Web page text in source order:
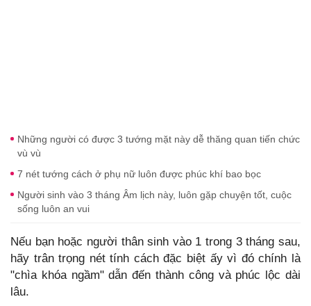
Những người có được 3 tướng mặt này dễ thăng quan tiến chức
vù vù
7 nét tướng cách ở phụ nữ luôn được phúc khí bao bọc
Người sinh vào 3 tháng Âm lịch này, luôn gặp chuyện tốt, cuộc
sống luôn an vui
Nếu bạn hoặc người thân sinh vào 1 trong 3 tháng sau,
hãy trân trọng nét tính cách đặc biệt ấy vì đó chính là
"chìa khóa ngầm" dẫn đến thành công và phúc lộc dài
lâu.